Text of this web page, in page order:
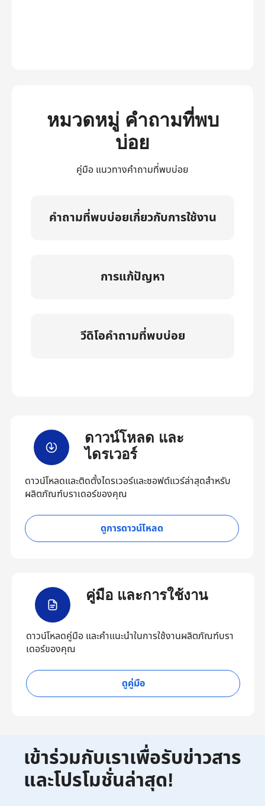
หมวดหมู่ คำถามที่พบ
บ่อย
คู่มือ แนวทางคำถามที่พบบ่อย
คำถามที่พบบ่อยเกี่ยวกับการใช้งาน
การแก้ปัญหา
วีดิโอคำถามที่พบบ่อย
ดาวน์โหลด และ
ไดรเวอร์
ดาวน์โหลดและติดตั้งไดรเวอร์และซอฟต์แวร์ล่าสุดสำหรับ
ผลิตภัณฑ์บราเดอร์ของคุณ
ดูการดาวน์โหลด
คู่มือ และการใช้งาน
ดาวน์โหลดคู่มือ และคำแนะนำในการใช้งานผลิตภัณฑ์บรา
เดอร์ของคุณ
ดูคู่มือ
เข้าร่วมกับเราเพื่อรับข่าวสาร
และโปรโมชั่นล่าสุด!